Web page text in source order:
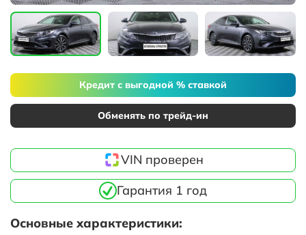
Кредит с выгодной % ставкой
Обменять по трейд-ин
VIN проверен
Гарантия 1 год
Основные характеристики: